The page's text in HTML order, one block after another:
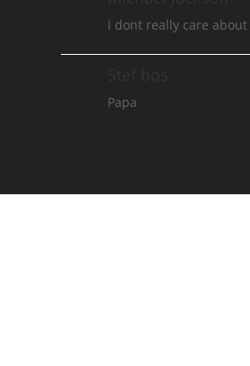
I dont really care about
Papa